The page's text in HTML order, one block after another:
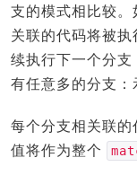
支的模式相比较
关联的代码将被
续执行下一个分支
有任意多的分支：
每个分支相关联
值将作为整个